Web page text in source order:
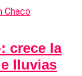
crece la
lluvias